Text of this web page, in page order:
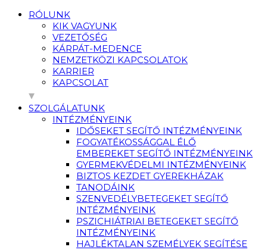
RÓLUNK
KIK VAGYUNK
VEZETŐSÉG
KÁRPÁT-MEDENCE
NEMZETKÖZI KAPCSOLATOK
KARRIER
KAPCSOLAT
SZOLGÁLATUNK
INTÉZMÉNYEINK
IDŐSEKET SEGÍTŐ INTÉZMÉNYEINK
FOGYATÉKOSSÁGGAL ÉLŐ
EMBEREKET SEGÍTŐ INTÉZMÉNYEINK
GYERMEKVÉDELMI INTÉZMÉNYEINK
BIZTOS KEZDET GYEREKHÁZAK
TANODÁINK
SZENVEDÉLYBETEGEKET SEGÍTŐ
INTÉZMÉNYEINK
PSZICHIÁTRIAI BETEGEKET SEGÍTŐ
INTÉZMÉNYEINK
HAJLÉKTALAN SZEMÉLYEK SEGÍTÉSE